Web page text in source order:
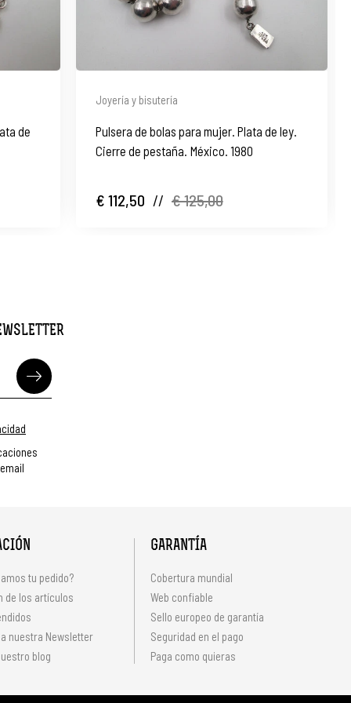
de
Joyería y bisutería
Pulsera de bolas para mujer. Plata de ley.
Cierre de pestaña. México. 1980
€ 112,50 // € 125,00
tu pedido?
de los artículos
nuestra Newsletter
blog
GARANTÍA
Cobertura mundial
Web confiable
Sello europeo de garantía
Seguridad en el pago
Paga como quieras